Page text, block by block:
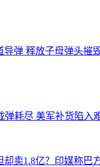
导弹 释放子母弹头摧
弹耗尽 美军补货陷入
却卖1.8亿？印媒称巴